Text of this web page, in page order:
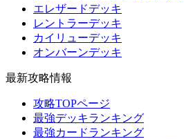
エレザードデッキ
レントラーデッキ
カイリューデッキ
オンバーンデッキ
最新攻略情報
攻略TOPページ
最強デッキランキング
最強カードランキング